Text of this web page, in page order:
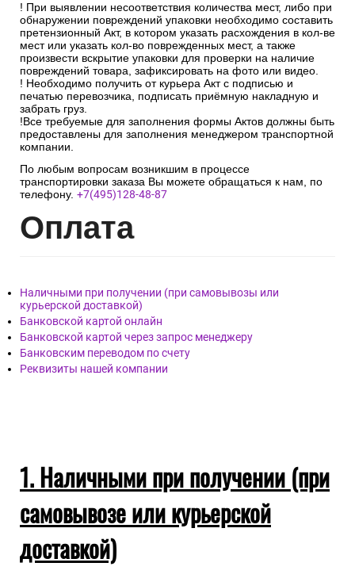
! При выявлении несоответствия количества мест, либо при
обнаружении повреждений упаковки необходимо составить
претензионный Акт, в котором указать расхождения в кол-ве
мест или указать кол-во поврежденных мест, а также
произвести вскрытие упаковки для проверки на наличие
повреждений товара, зафиксировать на фото или видео.
! Необходимо получить от курьера Акт с подписью и
печатью перевозчика, подписать приёмную накладную и
забрать груз.
!Все требуемые для заполнения формы Актов должны быть
предоставлены для заполнения менеджером транспортной
компании.
По любым вопросам возникшим в процессе
транспортировки заказа Вы можете обращаться к нам, по
телефону. +7(495)128-48-87
Оплата
Наличными при получении (при самовывозы или
курьерской доставкой)
Банковской картой онлайн
Банковской картой через запрос менеджеру
Банковским переводом по счету
Реквизиты нашей компании
1. Наличными при получении (при
самовывозе или курьерской
доставкой)